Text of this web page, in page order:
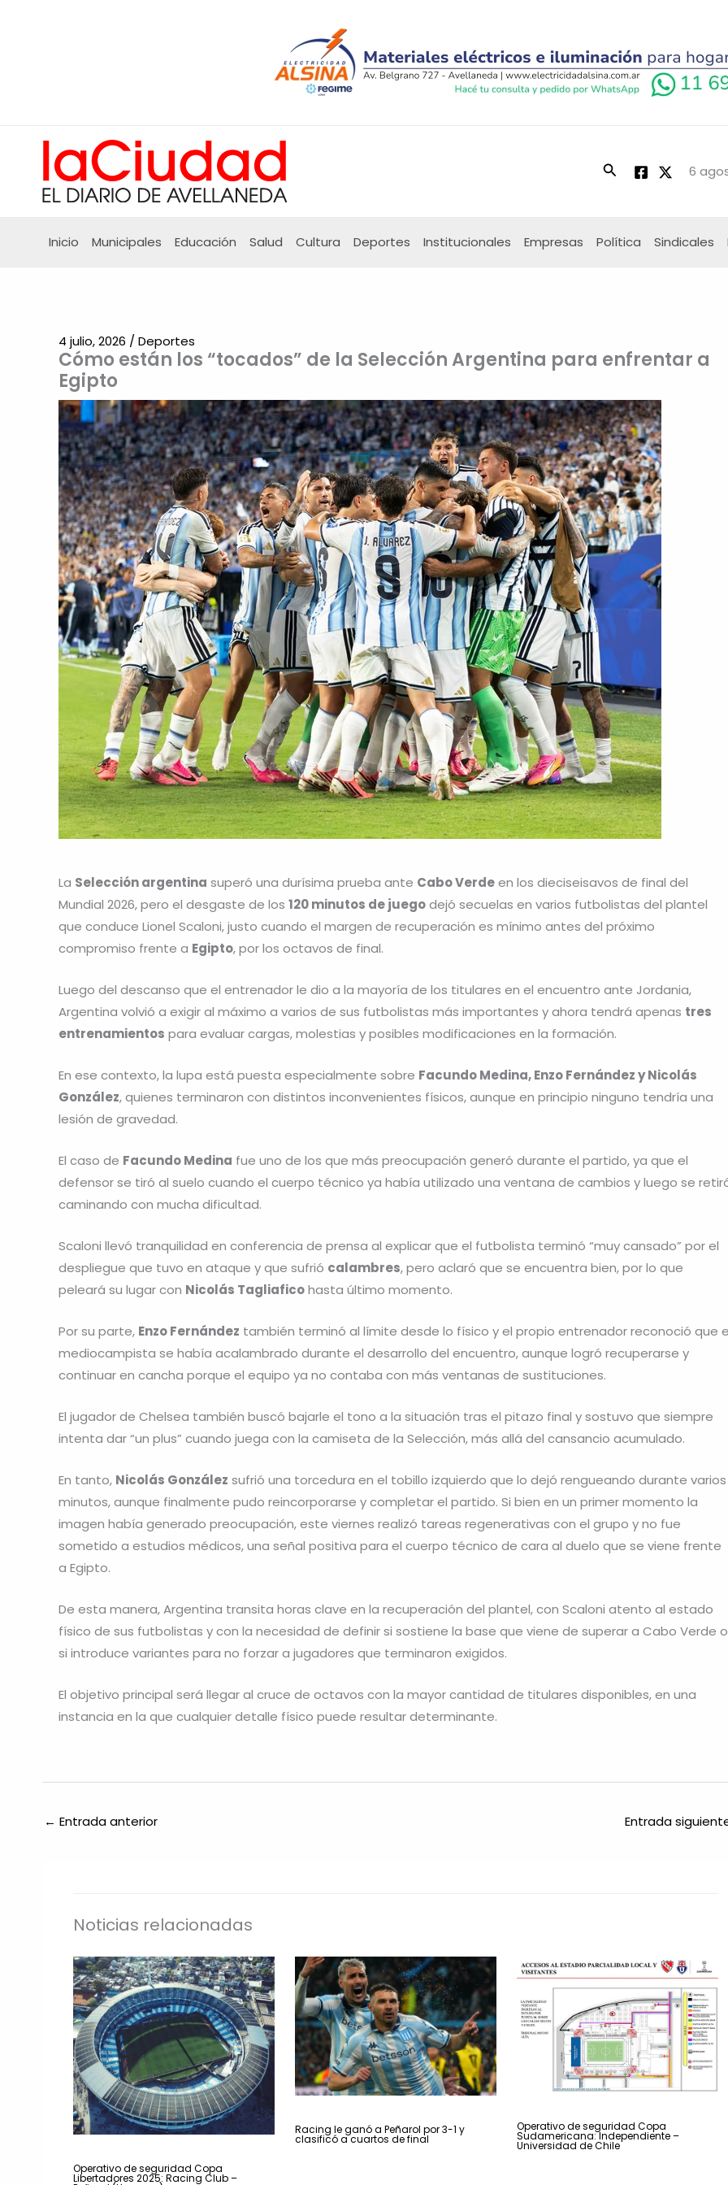
Buscar 6
Inicio Municipales Educación Salud Cultura Deportes Institucionales Empresas Política Sindicales
Cómo están los “tocados” de la Selección Argentina para enfrentar a
Egipto
4 julio, 2026 / Deportes
La Selección argentina superó una durísima prueba ante Cabo Verdeen los dieciseisavos de final del
Mundial 2026, pero el desgaste de los 120 minutos de juegodejó secuelas en varios futbolistas del plantel
que conduce Lionel Scaloni, justo cuando el margen de recuperación es mínimo antes del próximo
compromiso frente a Egipto, por los octavos de final.
Luego del descanso que el entrenador le dio a la mayoría de los titulares en el encuentro ante Jordania,
Argentina volvió a exigir al máximo a varios de sus futbolistas más importantes y ahora tendrá apenas tres
entrenamientos para evaluar cargas, molestias y posibles modificaciones en la formación.
En ese contexto, la lupa está puesta especialmente sobre Facundo Medina, Enzo Fernández y Nicolás
González, quienes terminaron con distintos inconvenientes físicos, aunque en principio ninguno tendría una
lesión de gravedad.
El caso de Facundo Medina fue uno de los que más preocupación generó durante el partido, ya que el
defensor se tiró al suelo cuando el cuerpo técnico ya había utilizado una ventana de cambios y luego se
caminando con mucha dificultad.
Scaloni llevó tranquilidad en conferencia de prensa al explicar que el futbolista terminó “muy cansado” por el
despliegue que tuvo en ataque y que sufrió calambres, pero aclaró que se encuentra bien, por lo que
peleará su lugar con Nicolás Tagliaficohasta último momento.
Por su parte, Enzo Fernández también terminó al límite desde lo físico y el propio entrenador reconoció que
mediocampista se había acalambrado durante el desarrollo del encuentro, aunque logró recuperarse y
continuar en cancha porque el equipo ya no contaba con más ventanas de sustituciones.
El jugador de Chelsea también buscó bajarle el tono a la situación tras el pitazo final y sostuvo que siempre
intenta dar “un plus” cuando juega con la camiseta de la Selección, más allá del cansancio acumulado.
En tanto, Nicolás González sufrió una torcedura en el tobillo izquierdo que lo dejó rengueando durante varios
minutos, aunque finalmente pudo reincorporarse y completar el partido. Si bien en un primer momento la
imagen había generado preocupación, este viernes realizó tareas regenerativas con el grupo y no fue
sometido a estudios médicos, una señal positiva para el cuerpo técnico de cara al duelo que se viene frente
a Egipto.
De esta manera, Argentina transita horas clave en la recuperación del plantel, con Scaloni atento al estado
físico de sus futbolistas y con la necesidad de definir si sostiene la base que viene de superar a Cabo Verde o
si introduce variantes para no forzar a jugadores que terminaron exigidos.
El objetivo principal será llegar al cruce de octavos con la mayor cantidad de titulares disponibles, en una
instancia en la que cualquier detalle físico puede resultar determinante.
← Entrada anterior Entrada
Noticias relacionadas
Operativo de seguridad Copa
Libertadores 2025: Racing Club –
Racing le ganó a Peñarol por 3-1 y
clasificó a cuartos de final
Operativo de seguridad Copa
Sudamericana: Independiente –
Universidad de Chile